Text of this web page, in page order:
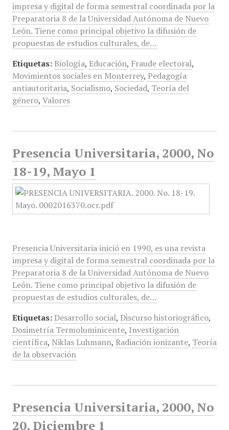
impresa y digital de forma semestral coordinada por la
Preparatoria 8 de la Universidad Autónoma de Nuevo
León. Tiene como principal objetivo la difusión de
propuestas de estudios culturales, de…
Etiquetas: Biología, Educación, Fraude electoral,
Movimientos sociales en Monterrey, Pedagogía
antiautoritaria, Socialismo, Sociedad, Teoría del
género, Valores
Presencia Universitaria, 2000, No
18-19, Mayo 1
Presencia Universitaria inició en 1990, es una revista
impresa y digital de forma semestral coordinada por la
Preparatoria 8 de la Universidad Autónoma de Nuevo
León. Tiene como principal objetivo la difusión de
propuestas de estudios culturales, de…
Etiquetas: Desarrollo social, Discurso historiográfico,
Dosimetría Termoluminicente, Investigación
científica, Niklas Luhmann, Radiación ionizante, Teoría
de la observación
Presencia Universitaria, 2000, No
20, Diciembre 1